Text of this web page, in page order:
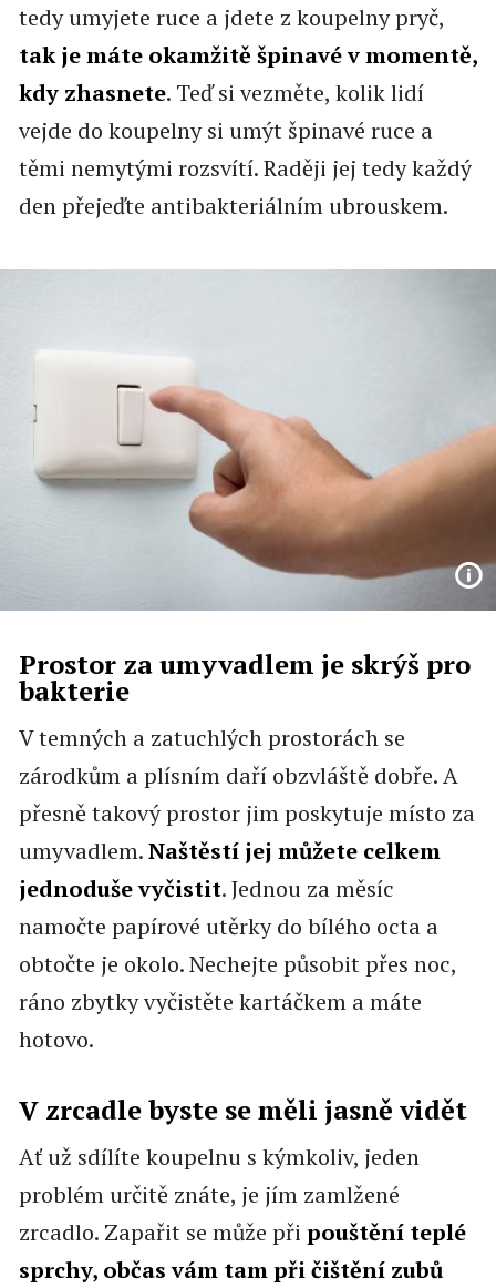
tedy umyjete ruce a jdete z koupelny pryč,
tak je máte okamžitě špinavé v momentě,
kdy zhasnete. Teď si vezměte, kolik lidí
vejde do koupelny si umýt špinavé ruce a
těmi nemytými rozsvítí. Raději jej tedy každý
den přejeďte antibakteriálním ubrouskem.
Prostor za umyvadlem je skrýš pro
bakterie
V temných a zatuchlých prostorách se
zárodkům a plísním daří obzvláště dobře. A
přesně takový prostor jim poskytuje místo za
umyvadlem.Naštěstí jej můžete celkem
jednoduše vyčistit. Jednou za měsíc
namočte papírové utěrky do bílého octa a
obtočte je okolo. Nechejte působit přes noc,
ráno zbytky vyčistěte kartáčkem a máte
hotovo.
V zrcadle byste se měli jasně vidět
Ať už sdílíte koupelnu s kýmkoliv, jeden
problém určitě znáte, je jím zamlžené
zrcadlo. Zapařit se může při pouštění teplé
sprchy, občas vám tam při čištění zubů